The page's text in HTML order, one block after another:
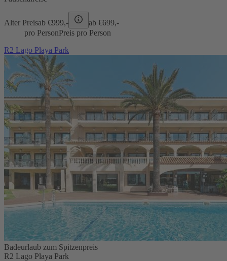
Alter Preisab €999,- ab €699,-
pro PersonPreis pro Person
R2 Lago Playa Park
Badeurlaub zum Spitzenpreis
R2 Lago Playa Park